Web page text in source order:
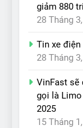
giảm 880
28 Tháng
Tin xe điện
28 Tháng
VinFast sẽ
gọi là Limo
2025
15 Tháng